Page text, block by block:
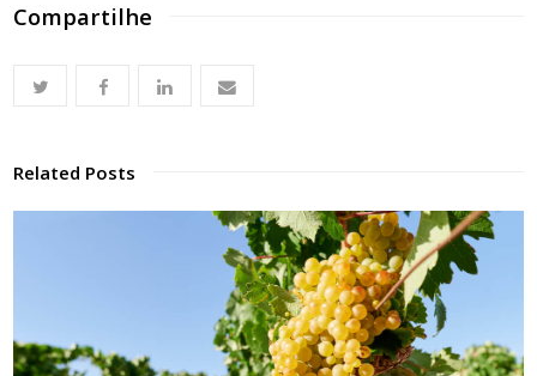
Compartilhe
Related Posts